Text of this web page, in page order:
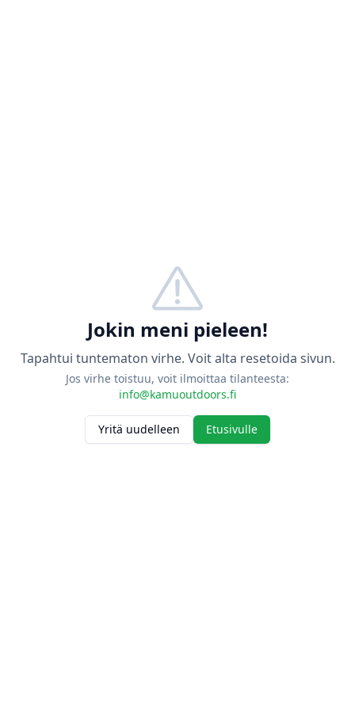
Jokin meni pieleen!
Tapahtui tuntematon virhe. Voit alta resetoida sivun.
Jos virhe toistuu, voit ilmoittaa tilanteesta:
info@kamuoutdoors.fi
Yritä uudelleen Etusivulle